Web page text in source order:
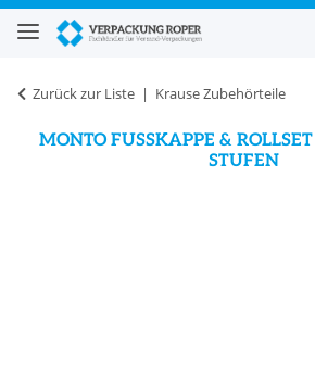
Zurück zur Liste Krause Zubehörteile
MONTO FUSSKAPPE &
STUFEN